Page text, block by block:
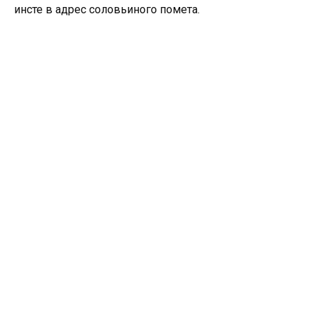
инсте в адрес соловьиного помета.